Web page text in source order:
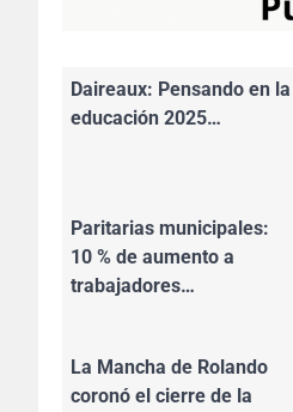
Daireaux: Pensando en la
educación 2025…
Paritarias municipales:
10 % de aumento a
trabajadores…
La Mancha de Rolando
coronó el cierre de la